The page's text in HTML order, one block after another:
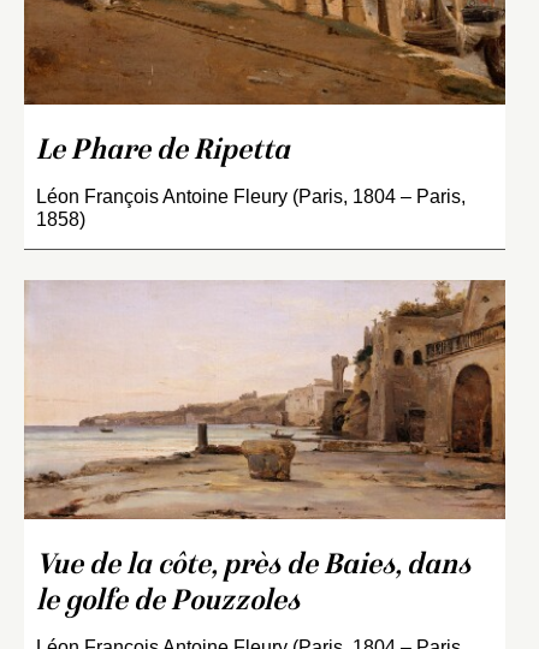
Le Phare de Ripetta
Léon François Antoine Fleury (Paris, 1804 – Paris,
1858)
Vue de la côte, près de Baies, dans
le golfe de Pouzzoles